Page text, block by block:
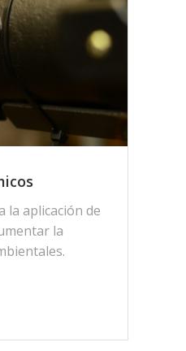
la aplicación de
la